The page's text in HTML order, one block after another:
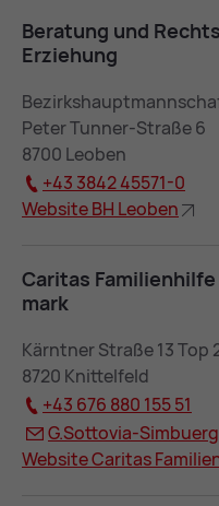
Be­ra­tung und
Er­zie­hung
Peter Tunner-Straße 6
8700 Leoben
+43 3842 45571-0
Web­site BH Leo­ben
Ca­ri­tas
mark
Kärntner Straße 13 Top
8720 Knittelfeld
+43 676 880 155 51
G.Sot­to­via-
Web­site Ca­ri­tas